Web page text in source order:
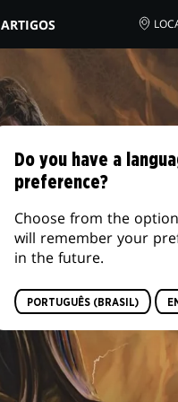
ARTIGOS
Do you have a
preference?
Choose from the
will remember your
in the future.
PORTUGUÊS (BRASIL)